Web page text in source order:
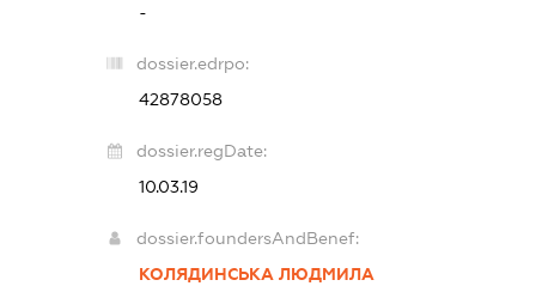
-
dossier.edrpo:
42878058
dossier.regDate:
10.03.19
dossier.foundersAndBenef:
КОЛЯДИНСЬКА ЛЮДМИЛА